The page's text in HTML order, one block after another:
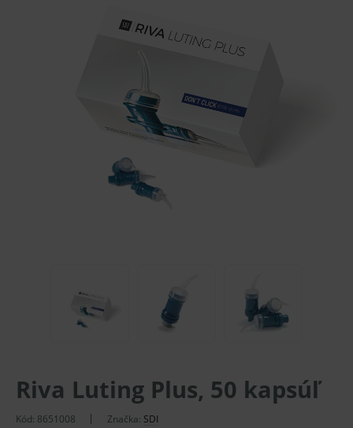
Riva Luting Plus, 50 kapsúľ
Kód: 8651008 Značka: SDI